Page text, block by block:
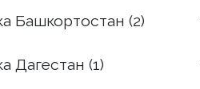
Башкортостан (2)
Дагестан (1)